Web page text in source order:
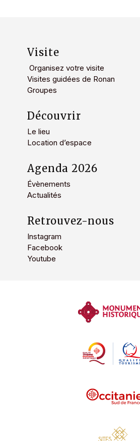
Visite
Organisez votre visite
Visites guidées de Ronan
Groupes
Découvrir
Le lieu
Location d’espace
Agenda 2026
Évènements
Actualités
Retrouvez-nous
Instagram
Facebook
Youtube